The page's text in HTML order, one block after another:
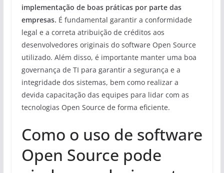
implementação de boas práticas por parte das
empresas. É fundamental garantir a conformidade
legal e a correta atribuição de créditos aos
desenvolvedores originais do software Open Source
utilizado. Além disso, é importante manter uma boa
governança de TI para garantir a segurança e a
integridade dos sistemas, bem como realizar a
devida capacitação das equipes para lidar com as
tecnologias Open Source de forma eficiente.
Como o uso de software
Open Source pode